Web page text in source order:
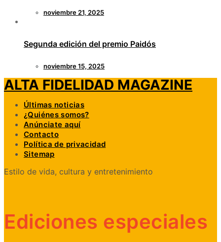
noviembre 21, 2025
Segunda edición del premio Paidós
noviembre 15, 2025
ALTA FIDELIDAD MAGAZINE
Últimas noticias
¿Quiénes somos?
Anúnciate aquí
Contacto
Política de privacidad
Sitemap
Estilo de vida, cultura y entretenimiento
Ediciones especiales